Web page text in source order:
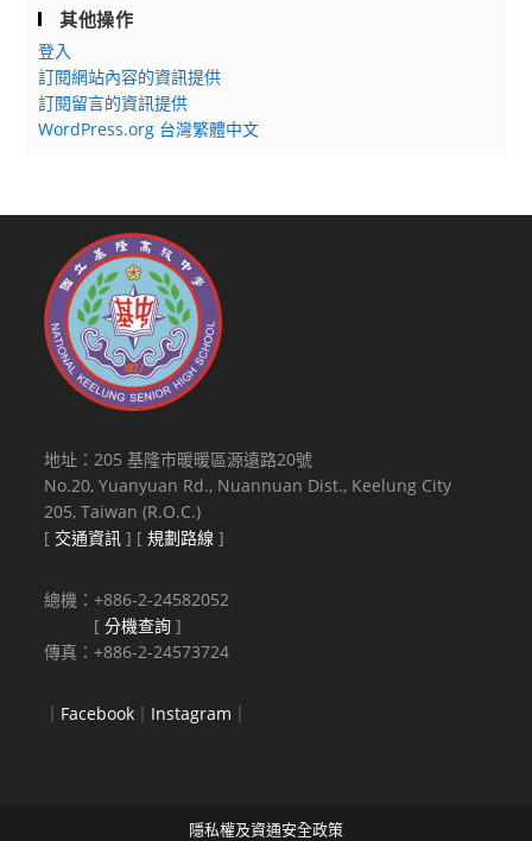
其他操作
登入
訂閱網站內容的資訊提供
訂閱留言的資訊提供
WordPress.org 台灣繁體中文
地址：205 基隆市暖暖區源遠路20號
No.20, Yuanyuan Rd., Nuannuan Dist., Keelung City
205, Taiwan (R.O.C.)
[ 交通資訊 ] [規劃路線 ]
總機：+886-2-24582052
[分機查詢 ]
傳真：+886-2-24573724
｜ Facebook ｜ Instagram ｜
隱私權及資通安全政策